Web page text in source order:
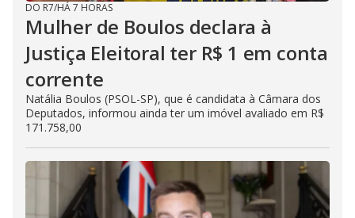
DO R7/HÁ 7 HORAS
Mulher de Boulos declara à
Justiça Eleitoral ter R$ 1 em conta
corrente
Natália Boulos (PSOL-SP), que é candidata à Câmara dos
Deputados, informou ainda ter um imóvel avaliado em R$
171.758,00